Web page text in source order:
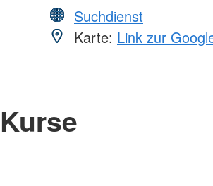
Suchdienst
Karte: Link zur
Kurse